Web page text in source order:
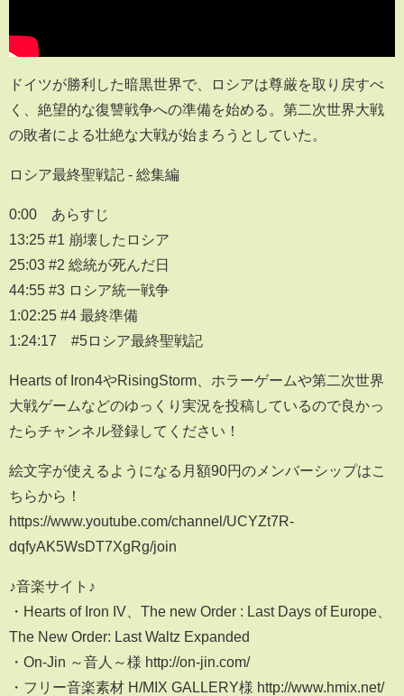
ドイツが勝利した暗黒世界で、ロシアは尊厳を取り戻すべ
く、絶望的な復讐戦争への準備を始める。第二次世界大戦
の敗者による壮絶な大戦が始まろうとしていた。
ロシア最終聖戦記 - 総集編
0:00 あらすじ
13:25 #1 崩壊したロシア
25:03 #2 総統が死んだ日
44:55 #3 ロシア統一戦争
1:02:25 #4 最終準備
1:24:17 #5ロシア最終聖戦記
Hearts of Iron4やRisingStorm、ホラーゲームや第二次世界
大戦ゲームなどのゆっくり実況を投稿しているので良かっ
たらチャンネル登録してください！
絵文字が使えるようになる月額90円のメンバーシップはこ
ちらから！
https://www.youtube.com/channel/UCYZt7R-
dqfyAK5WsDT7XgRg/join
♪音楽サイト♪
・Hearts of Iron IV、The new Order : Last Days of Europe、
The New Order: Last Waltz Expanded
・On-Jin ～音人～様 http://on-jin.com/
・フリー音楽素材 H/MIX GALLERY様 http://www.hmix.net/